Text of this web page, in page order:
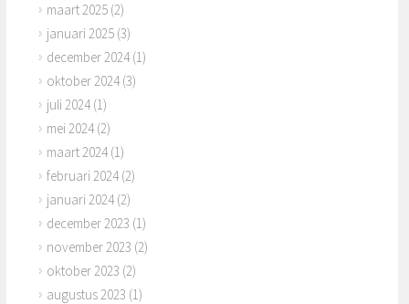
maart 2025 (2)
januari 2025 (3)
december 2024(1)
oktober 2024(3)
juli 2024(1)
mei 2024(2)
maart 2024(1)
februari 2024(2)
januari 2024(2)
december 2023 (1)
november 2023 (2)
oktober 2023 (2)
augustus 2023 (1)